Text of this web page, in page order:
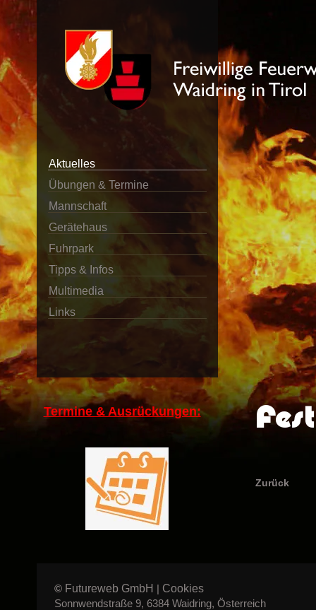
Aktuelles
Übungen & Termine
Mannschaft
Gerätehaus
Fuhrpark
Tipps & Infos
Multimedia
Links
Termine & Ausrückungen:
Zurück
© Futureweb GmbH | Cookies
Sonnwendstraße 9, 6384 Waidring, Österreich